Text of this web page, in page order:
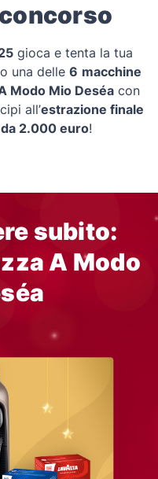
gioca e tenta la tua
una delle 6 macchine
Modo Mio Deséacon
all’estrazione finale
2.000 euro!
subito:
A Modo